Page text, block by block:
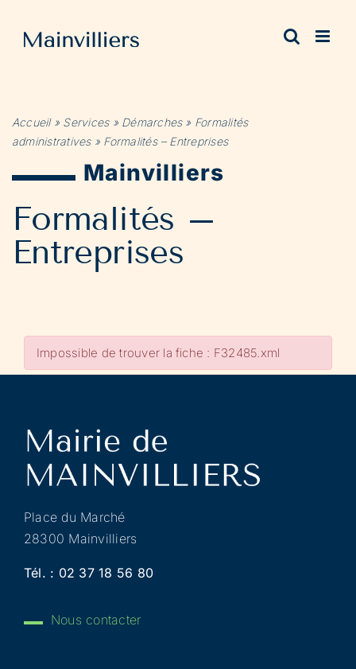
contenu
Accueil» Services» Démarches» Formalités
administratives» Formalités – Entreprises
Mainvilliers
Formalités –
Entreprises
Impossible de trouver la fiche : F32485.xml
Place du Marché
28300 Mainvilliers
Tél. : 02 37 18 56 80
Nous contacter